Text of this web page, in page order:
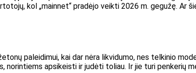
kol „mainnet“ pradėjo veikti 2026 m. gegužę. Ar
paleidimui, kai dar nėra likvidumo, nes telkinio
apsikeisti ir judėti toliau. Ir jie turi penkerių